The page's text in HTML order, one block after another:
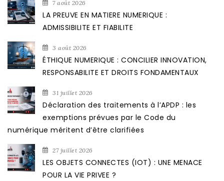
7 août 2026
LA PREUVE EN MATIERE NUMERIQUE :
ADMISSIBILITE ET FIABILITE
3 août 2026
ÉTHIQUE NUMERIQUE : CONCILIER INNOVATION,
RESPONSABILITE ET DROITS FONDAMENTAUX
31 juillet 2026
Déclaration des traitements à l’APDP : les
exemptions prévues par le Code du
numérique méritent d’être clarifiées
27 juillet 2026
LES OBJETS CONNECTES (IOT) : UNE MENACE
POUR LA VIE PRIVEE ?